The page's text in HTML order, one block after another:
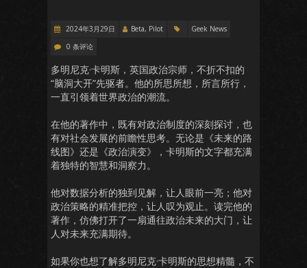
2024年3月29日 Beta, Pilot
Geek News
0 条评论
多明尼克·卡明斯，英国政治宗师，不折不扣的
“脑洞大开”先驱者。他的所思所想，所言所行，
一直引领着世界政治的潮流。
在他的著作中，既有对政治制度的深刻探讨，也
有对社会发展的前瞻性思考。无论是《未来的路
线图》还是《政治演变》，卡明斯的文字都充满
着独特的智慧和洞察力。
他对数据分析的独到见解，让人眼前一亮；他对
政治策略的精准把控，让人叹为观止。读完他的
著作，仿佛打开了一扇通往政治未来的大门，让
人对未来充满期待。
如果你也想了解多明尼克·卡明斯的思想精髓，不